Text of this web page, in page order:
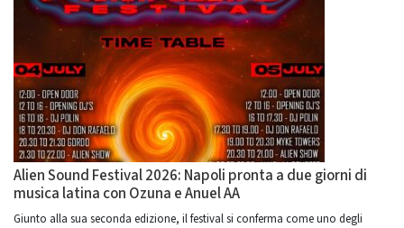
Alien Sound Festival 2026: Napoli pronta a due giorni di
musica latina con Ozuna e Anuel AA
Giunto alla sua seconda edizione, il festival si conferma come uno degli